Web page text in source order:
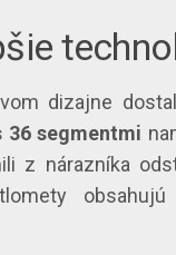
dizajne
segmentmi
z nárazníka